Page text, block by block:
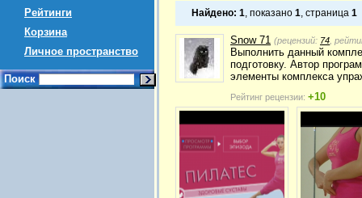
Рейтинги
Корзина
Личное пространство
Поиск
Найдено: 1, показано 1, страница 1
Snow 71 (рецензий: 74 ,
Выполнить данный
подготовку. Автор
элементы комплекса
Рейтинг рецензии: +10